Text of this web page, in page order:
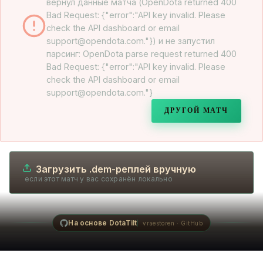
вернул данные матча (OpenDota returned 400
Bad Request: {"error":"API key invalid. Please
check the API dashboard or email
support@opendota.com."}) и не запустил
парсинг: OpenDota parse request returned 400
Bad Request: {"error":"API key invalid. Please
check the API dashboard or email
support@opendota.com."}
ДРУГОЙ МАТЧ
Загрузить .dem-реплей вручную
если этот матч у вас сохранён локально
На основе DotaTilt vraestoren · GitHub